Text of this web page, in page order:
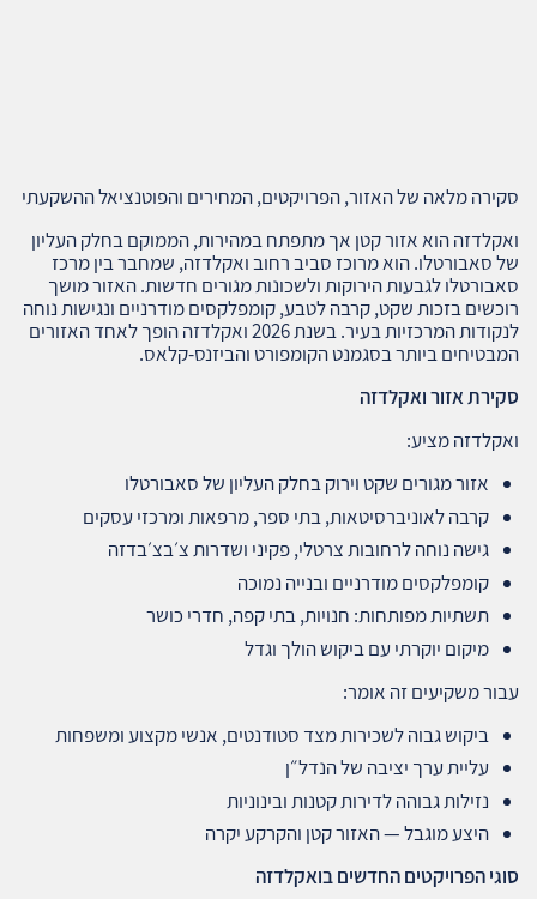
סקירה מלאה של האזור, הפרויקטים, המחירים והפוטנציאל ההשקעתי
ואקלדזה הוא אזור קטן אך מתפתח במהירות, הממוקם בחלק העליון
של סאבורטלו. הוא מרוכז סביב רחוב ואקלדזה, שמחבר בין מרכז
סאבורטלו לגבעות הירוקות ולשכונות מגורים חדשות. האזור מושך
רוכשים בזכות שקט, קרבה לטבע, קומפלקסים מודרניים ונגישות נוחה
לנקודות המרכזיות בעיר. בשנת 2026 ואקלדזה הופך לאחד האזורים
המבטיחים ביותר בסגמנט הקומפורט והביזנס‑קלאס.
סקירת אזור ואקלדזה
ואקלדזה מציע:
אזור מגורים שקט וירוק בחלק העליון של סאבורטלו
קרבה לאוניברסיטאות, בתי ספר, מרפאות ומרכזי עסקים
גישה נוחה לרחובות צרטלי, פקיני ושדרות צ׳בצ׳בדזה
קומפלקסים מודרניים ובנייה נמוכה
תשתיות מפותחות: חנויות, בתי קפה, חדרי כושר
מיקום יוקרתי עם ביקוש הולך וגדל
עבור משקיעים זה אומר:
ביקוש גבוה לשכירות מצד סטודנטים, אנשי מקצוע ומשפחות
עליית ערך יציבה של הנדל״ן
נזילות גבוהה לדירות קטנות ובינוניות
היצע מוגבל — האזור קטן והקרקע יקרה
סוגי הפרויקטים החדשים בואקלדזה